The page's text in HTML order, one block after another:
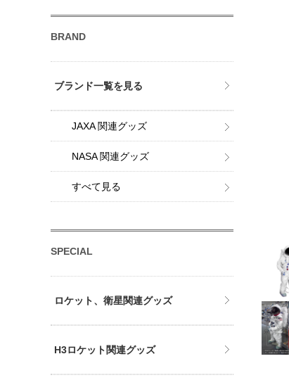
BRAND
ブランド一覧を見る
JAXA 関連グッズ
NASA 関連グッズ
すべて見る
SPECIAL
ロケット、衛星関連グッズ
H3ロケット関連グッズ